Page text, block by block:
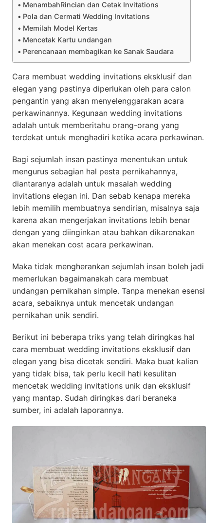
MenambahRincian dan Cetak Invitations
Pola dan Cermati Wedding Invitations
Memilah Model Kertas
Mencetak Kartu undangan
Perencanaan membagikan ke Sanak Saudara
Cara membuat wedding invitations eksklusif dan
elegan yang pastinya diperlukan oleh para calon
pengantin yang akan menyelenggarakan acara
perkawinannya. Kegunaan wedding invitations
adalah untuk memberitahu orang-orang yang
terdekat untuk menghadiri ketika acara perkawinan.
Bagi sejumlah insan pastinya menentukan untuk
mengurus sebagian hal pesta pernikahannya,
diantaranya adalah untuk masalah wedding
invitations elegan ini. Dan sebab kenapa mereka
lebih memilih membuatnya sendirian, misalnya saja
karena akan mengerjakan invitations lebih benar
dengan yang diinginkan atau bahkan dikarenakan
akan menekan cost acara perkawinan.
Maka tidak mengherankan sejumlah insan boleh jadi
memerlukan bagaimanakah cara membuat
undangan pernikahan simple. Tanpa menekan esensi
acara, sebaiknya untuk mencetak undangan
pernikahan unik sendiri.
Berikut ini beberapa triks yang telah diringkas hal
cara membuat wedding invitations eksklusif dan
elegan yang bisa dicetak sendiri. Maka buat kalian
yang tidak bisa, tak perlu kecil hati kesulitan
mencetak wedding invitations unik dan eksklusif
yang mantap. Sudah diringkas dari beraneka
sumber, ini adalah laporannya.